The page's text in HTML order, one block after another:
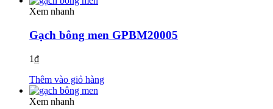
Xem nhanh
Gạch bông men GPBM20005
1₫
Thêm vào giỏ hàng
Xem nhanh